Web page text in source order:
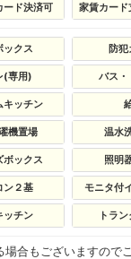
ード決済可 家賃カー
ックス 防
(専用) バス・
キッチン
機置場 温水
ボックス 照明
ン２基 モニタ付
ッチン トラ
合もございますので